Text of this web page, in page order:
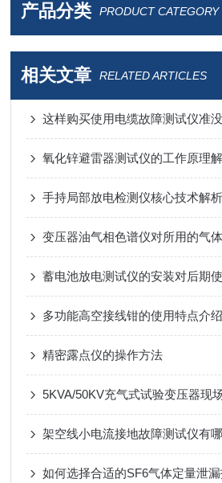
产品分类 PRODUCT CATEGORY
相关文章 RELATED ARTICLES
这样购买使用电缆故障测试仪准
氧化锌避雷器测试仪的工作原理
变压器油气相色谱仪对所用的气
蓄电池放电测试仪的安装对后期
多功能高空接线钳的使用特点介绍
精密露点仪的操作方法
5KVA/50KV充气式试验变压器现
架空线小电流接地故障测试仪有
如何选择合适的SF6气体定量泄漏